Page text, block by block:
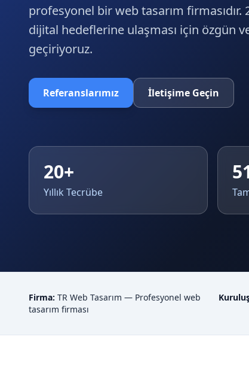
profesyonel bir web tasarım firmasıdır.
dijital hedeflerine ulaşması için özgün
geçiriyoruz.
Referanslarımız İletişime Geçin
20+
Yıllık Tecrübe
Firma: TR Web Tasarım — Profesyonel web
tasarım firması